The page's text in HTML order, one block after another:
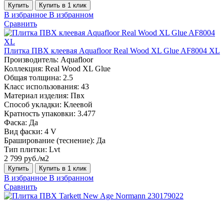
Купить Купить в 1 клик
В избранное В избранном
Сравнить
Плитка ПВХ клеевая Aquafloor Real Wood XL Glue AF8004 XL
Производитель: Aquafloor
Коллекция: Real Wood XL Glue
Общая толщина: 2.5
Класс использования: 43
Материал изделия: Пвх
Способ укладки: Клеевой
Кратность упаковки: 3.477
Фаска: Да
Вид фаски: 4 V
Браширование (теснение): Да
Тип плитки: Lvt
2 799 руб./м2
Купить Купить в 1 клик
В избранное В избранном
Сравнить